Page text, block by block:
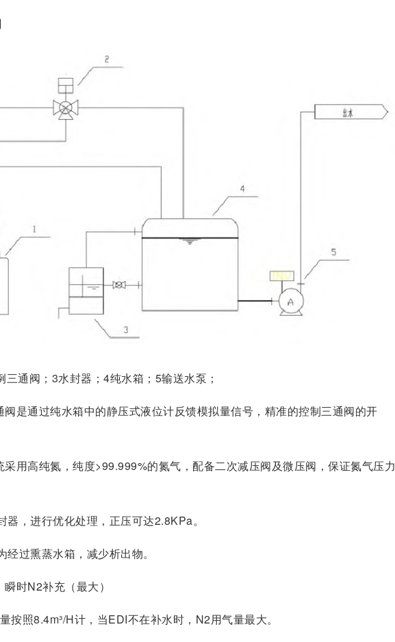
三通阀；3水封器；4纯水箱；5输送水泵；
是通过纯水箱中的静压式液位计反馈模拟量信号，精准的控制三通阀的开
用高纯氮，纯度>99.999%的氮气，配备二次减压阀及微压阀，保证氮气压力
器，进行优化处理，正压可达2.8KPa。
过熏蒸水箱，减少析出物。
时N2补充（最大）
按照8.4m³/H计，当EDI不在补水时，N2用气量最大。